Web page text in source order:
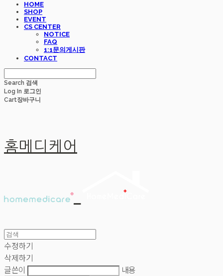
HOME
SHOP
EVENT
CS CENTER
NOTICE
FAQ
1:1문의게시판
CONTACT
Search 검색
Log In 로그인
Cart장바구니
홈메디케어
수정하기
삭제하기
글쓴이
내용